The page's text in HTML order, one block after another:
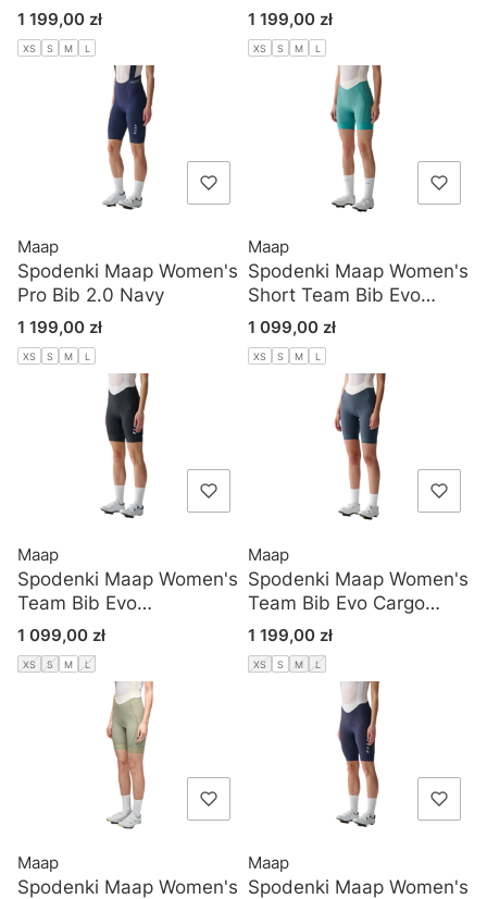
Cena
1 199,00 zł
XS S M L
PURPLE
Cena
1 199,00 zł
XS S M L
Spodenki Maap Women's
Pro Bib 2.0 Navy
Maap
Cena
1 199,00 zł
XS S M L
Spodenki Maap Women's
Short Team Bib Evo
Deep Lagoon
Maap
Cena
1 099,00 zł
XS S M L
Spodenki Maap Women's
Team Bib Evo
Black/White
Maap
Cena
1 099,00 zł
XS S M L
Spodenki Maap Women's
Team Bib Evo Cargo
Midnight
Maap
Cena
1 199,00 zł
XS S M L
Spodenki Maap Women's
Maap
Spodenki Maap Women's
Maap